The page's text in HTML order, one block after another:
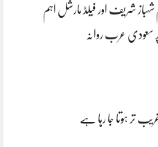
شہباز شریف اور فیلڈ مارشل اہم
سعودی عرب روانہ
تر ہوتا جا رہا ہے